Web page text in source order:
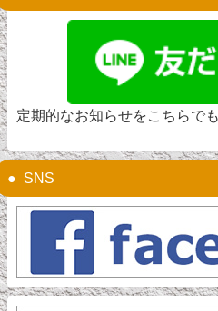
定期的なお知らせをこちらで
SNS